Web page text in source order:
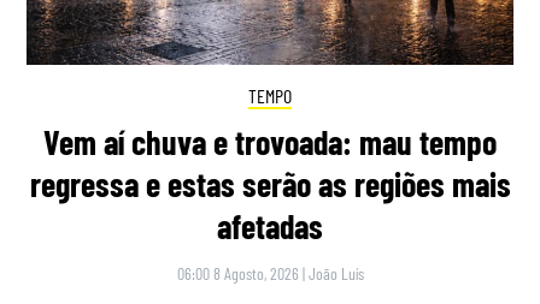
TEMPO
Vem aí chuva e trovoada: mau tempo
regressa e estas serão as regiões mais
afetadas
06:00 8 Agosto, 2026 |João Luís